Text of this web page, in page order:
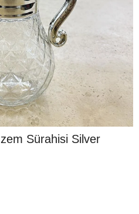
Sürahisi Silver